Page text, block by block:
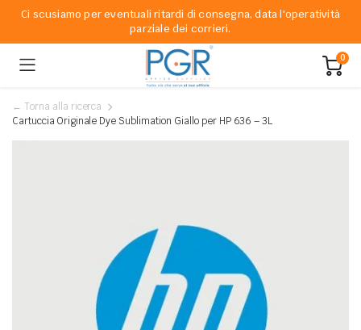
Ci scusiamo per eventuali ritardi di consegna, data l'operatività
parziale dei corrieri.
0
← Torna alla ricerca
Cartuccia Originale Dye Sublimation Giallo per HP 636 – 3L